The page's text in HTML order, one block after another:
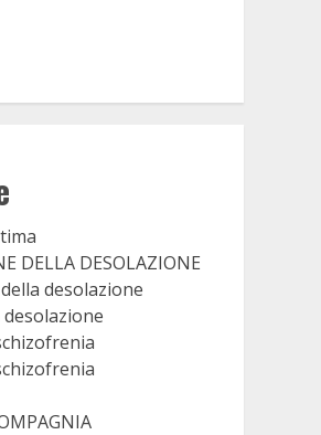
DELLA DESOLAZIONE
desolazione